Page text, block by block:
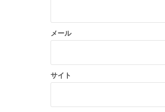
メール
サイト